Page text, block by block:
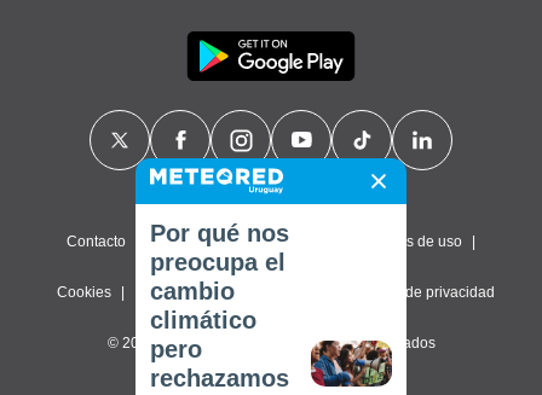
Contacto Sobre nosotros Términos de uso
Cookies Política de privacidad Configuración de privacidad
© 2026 Meteored. Todos los derechos reservados
Por qué nos
preocupa el
cambio
climático
pero
rechazamos